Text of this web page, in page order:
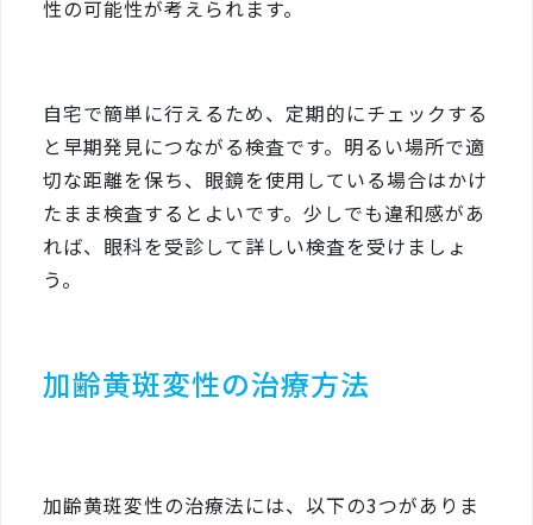
性の可能性が考えられます。
自宅で簡単に行えるため、定期的にチェックする
と早期発見につながる検査です。明るい場所で適
切な距離を保ち、眼鏡を使用している場合はかけ
たまま検査するとよいです。少しでも違和感があ
れば、眼科を受診して詳しい検査を受けましょ
う。
加齢黄斑変性の治療方法
加齢黄斑変性の治療法には、以下の3つがありま